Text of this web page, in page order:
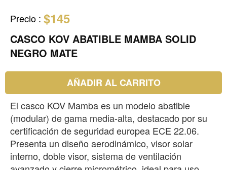
Precio : $145
CASCO KOV ABATIBLE MAMBA SOLID
NEGRO MATE
AÑADIR AL CARRITO
El casco KOV Mamba es un modelo abatible
(modular) de gama media-alta, destacado por su
certificación de seguridad europea ECE 22.06.
Presenta un diseño aerodinámico, visor solar
interno, doble visor, sistema de ventilación